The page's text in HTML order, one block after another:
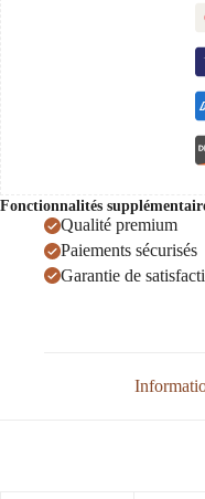
Fonctionnalités
Qualité premium
Paiements sécurisés
Garantie de